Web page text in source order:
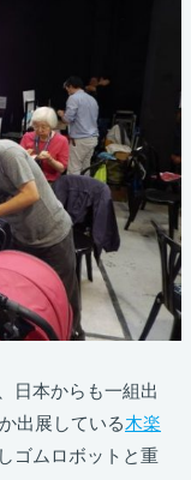
日本からも一組出
出展している木楽
ゴムロボットと重